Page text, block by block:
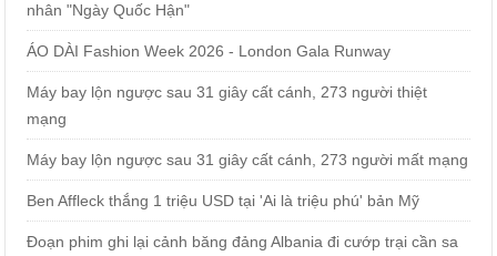
nhân "Ngày Quốc Hận"
ÁO DÀI Fashion Week 2026 - London Gala Runway
Máy bay lộn ngược sau 31 giây cất cánh, 273 người thiệt
mạng
Máy bay lộn ngược sau 31 giây cất cánh, 273 người mất mạng
Ben Affleck thắng 1 triệu USD tại 'Ai là triệu phú' bản Mỹ
Đoạn phim ghi lại cảnh băng đảng Albania đi cướp trại cần sa